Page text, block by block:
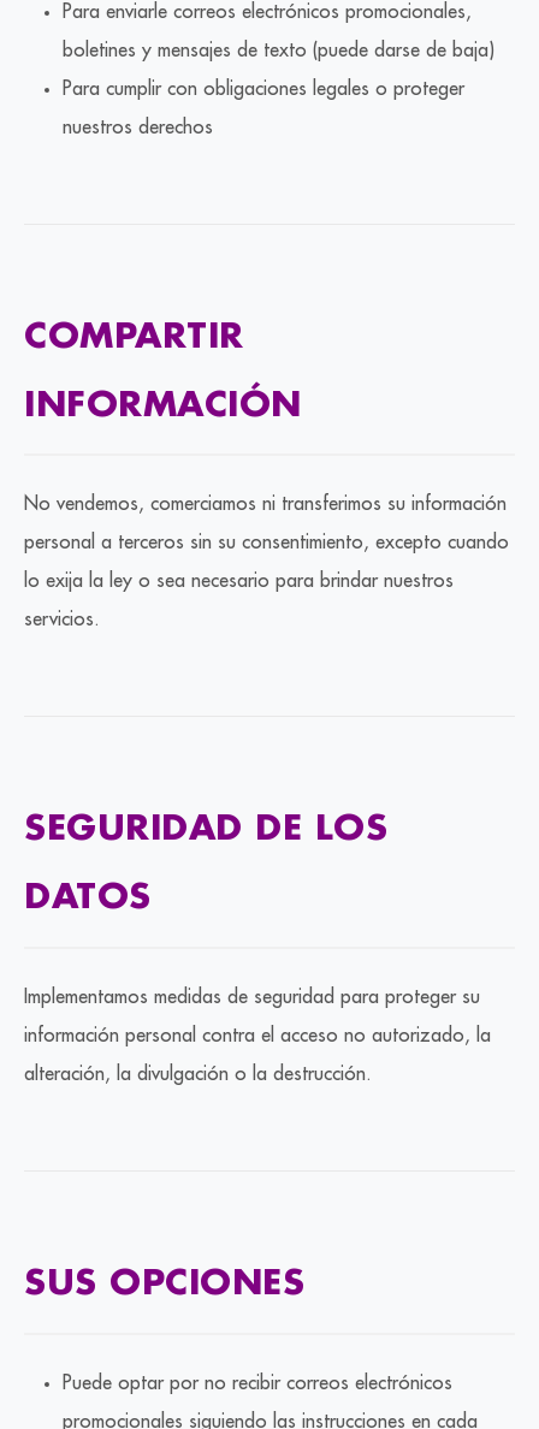
Para enviarle correos electrónicos promocionales,
boletines y mensajes de texto (puede darse de baja)
Para cumplir con obligaciones legales o proteger
nuestros derechos
COMPARTIR
INFORMACIÓN
No vendemos, comerciamos ni transferimos su información
personal a terceros sin su consentimiento, excepto cuando
lo exija la ley o sea necesario para brindar nuestros
servicios.
SEGURIDAD DE LOS
DATOS
Implementamos medidas de seguridad para proteger su
información personal contra el acceso no autorizado, la
alteración, la divulgación o la destrucción.
SUS OPCIONES
Puede optar por no recibir correos electrónicos
promocionales siguiendo las instrucciones en cada